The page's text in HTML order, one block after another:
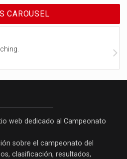
CAROUSEL
web dedicado al Campeonato
sobre el campeonato del
clasificación, resultados,